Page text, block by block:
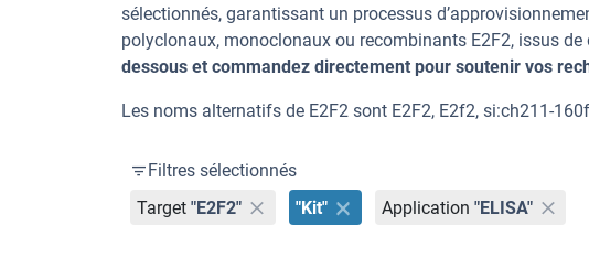
sélectionnés, garantissant un processus
polyclonaux, monoclonaux ou recombinants E2F2, issus
dessous et commandez directement pour soutenir vos
Les noms alternatifs de E2F2 sont E2F2, E2f2, si:ch211-
Filtres sélectionnés
Target "E2F2" "Kit" Application "ELISA"